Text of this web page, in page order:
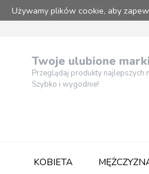
Używamy plików cookie, aby
Twoje ulubione marki
Przeglądaj produkty najlepszych
Szybko i wygodnie!
KOBIETA